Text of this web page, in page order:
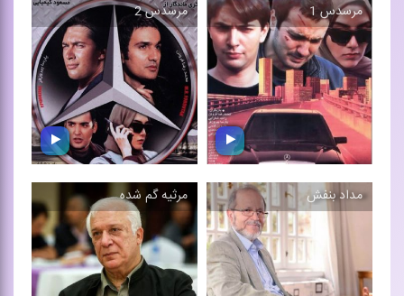
مرگ یزدگرد 1
موسیقی فیلم اثر بابك بیات
مرگ یزدگرد 3
موسیقی فیلم اثر بابك بیات
مرسدس 1
مرسدس 1
موسیقی فیلم اثر بابك بیات
مرسدس 2
مرسدس 2
موسیقی فیلم اثر بابك بیات
مداد بنفش مرثیه گم شده